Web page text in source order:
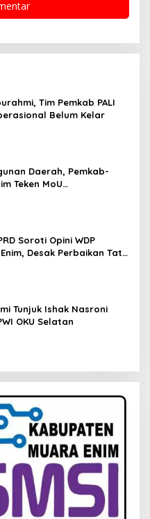
Tim Pemkab PALI
Belum Kelar
Daerah, Pemkab-
Teken MoU
Soroti Opini WDP
Desak Perbaikan Tata
Tunjuk Ishak Nasroni
OKU Selatan